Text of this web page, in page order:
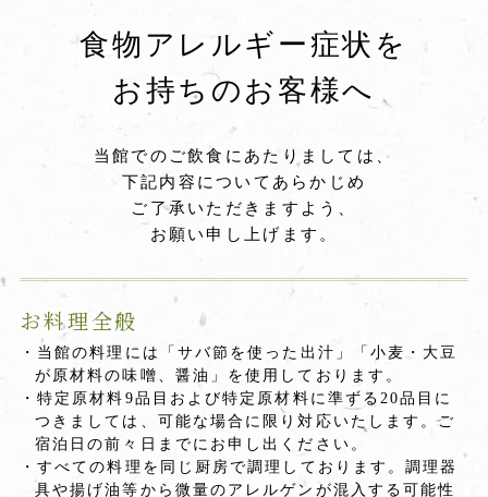
食物アレルギー症状を
お持ちのお客様へ
当館でのご飲食にあたりましては、
下記内容についてあらかじめ
ご了承いただきますよう、
お願い申し上げます。
お料理全般
・当館の料理には「サバ節を使った出汁」「小麦・大豆
が原材料の味噌、醤油」を使用しております。
・特定原材料9品目および特定原材料に準ずる20品目に
つきましては、可能な場合に限り対応いたします。ご
宿泊日の前々日までにお申し出ください。
・すべての料理を同じ厨房で調理しております。調理器
具や揚げ油等から微量のアレルゲンが混入する可能性